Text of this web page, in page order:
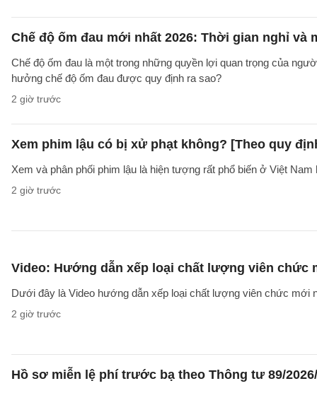
Chế độ ốm đau mới nhất 2026: Thời gian nghỉ và
Chế độ ốm đau là một trong những quyền lợi quan trọng của
hưởng chế độ ốm đau được quy định ra sao?
2 giờ trước
Xem phim lậu có bị xử phạt không? [Theo quy
Xem và phân phối phim lậu là hiện tượng rất phổ biến ở Việt
2 giờ trước
Video: Hướng dẫn xếp loại chất lượng viên chức
Dưới đây là Video hướng dẫn xếp loại chất lượng viên chức mới
2 giờ trước
Hồ sơ miễn lệ phí trước bạ theo Thông tư 89/